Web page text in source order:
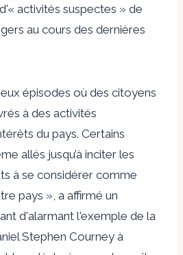
activités suspectes » de
au cours des dernières
épisodes où des citoyens
à des activités
du pays. Certains
allés jusqu’à inciter les
à se considérer comme
pays », a affirmé un
d'alarmant l'exemple de la
Stephen Courney à